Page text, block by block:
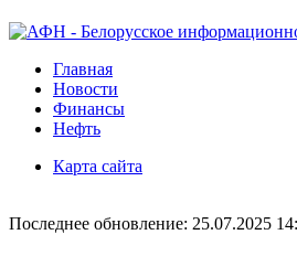
Главная
Новости
Финансы
Нефть
Карта сайта
Последнее обновление: 25.07.2025